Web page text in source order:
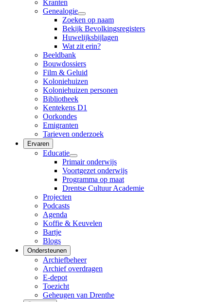
Kranten
Genealogie
Zoeken op naam
Bekijk Bevolkingsregisters
Huwelijksbijlagen
Wat zit erin?
Beeldbank
Bouwdossiers
Film & Geluid
Koloniehuizen
Koloniehuizen personen
Bibliotheek
Kentekens D1
Oorkondes
Emigranten
Tarieven onderzoek
Ervaren
Educatie
Primair onderwijs
Voortgezet onderwijs
Programma op maat
Drentse Cultuur Academie
Projecten
Podcasts
Agenda
Koffie & Keuvelen
Bartje
Blogs
Ondersteunen
Archiefbeheer
Archief overdragen
E-depot
Toezicht
Geheugen van Drenthe